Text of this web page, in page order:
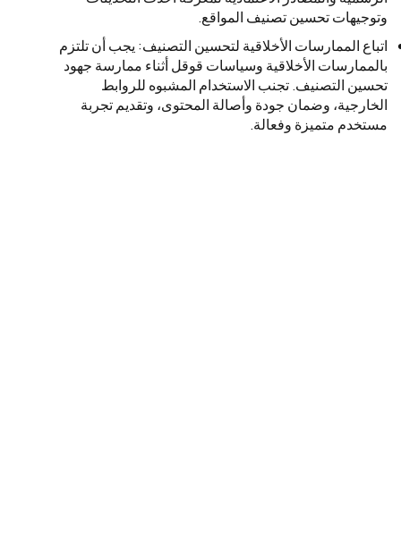
وتوجيهات تحسين تصنيف المواقع.
اتباع الممارسات الأخلاقية لتحسين التصنيف: يجب أن تلتزم
بالممارسات الأخلاقية وسياسات قوقل أثناء ممارسة جهود
تحسين التصنيف. تجنب الاستخدام المشبوه للروابط
الخارجية، وضمان جودة وأصالة المحتوى، وتقديم تجربة
مستخدم متميزة وفعالة.